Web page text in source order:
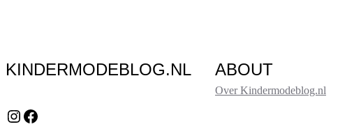
KINDERMODEBLOG.NL
Instagram Facebook
ABOUT
Over Kindermodeblog.nl